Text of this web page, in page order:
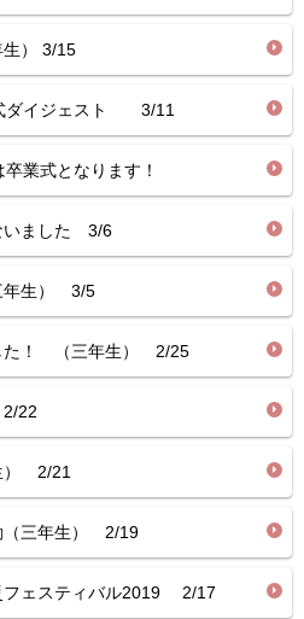
生） 3/15
ダイジェスト 3/11
業式となります！
いました 3/6
年生） 3/5
た！ （三年生） 2/25
22
） 2/21
（三年生） 2/19
フェスティバル2019 2/17